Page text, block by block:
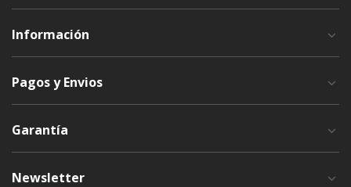
Información
Pagos y Envios
Garantía
Newsletter